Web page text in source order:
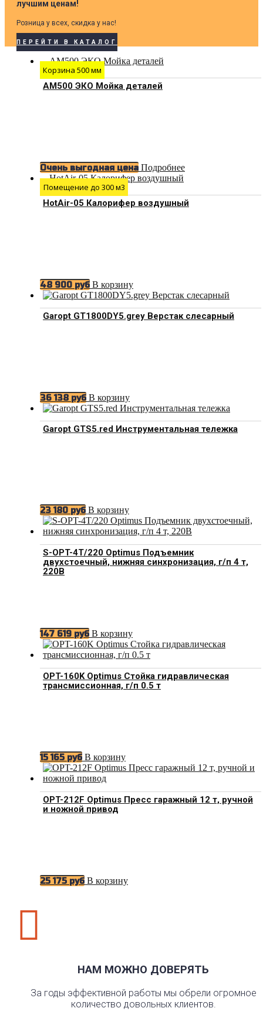
лучшим ценам!
Розница у всех, скидка у нас!
ПЕРЕЙТИ В КАТАЛОГ
Корзина 500 мм
АМ500 ЭКО Мойка деталей
Очень выгодная цена Подробнее
Помещение до 300 м3
HotAir-05 Калорифер воздушный
48 900 руб В корзину
Garopt GT1800DY5.grey Верстак слесарный
36 138 руб В корзину
Garopt GTS5.red Инструментальная тележка
23 180 руб В корзину
S-OPT-4T/220 Optimus Подъемник
двухстоечный, нижняя синхронизация, г/п 4 т,
220В
147 619 руб В корзину
OPT-160K Optimus Стойка гидравлическая
трансмиссионная, г/п 0.5 т
15 165 руб В корзину
OPT-212F Optimus Пресс гаражный 12 т, ручной
и ножной привод
25 175 руб В корзину

НАМ МОЖНО ДОВЕРЯТЬ
За годы эффективной работы мы обрели огромное
количество довольных клиентов.